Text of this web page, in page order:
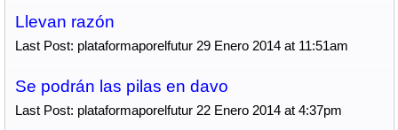
Llevan razón
Last Post: plataformaporelfutur 29 Enero 2014 at 11:51am
Se podrán las pilas en davo
Last Post: plataformaporelfutur 22 Enero 2014 at 4:37pm